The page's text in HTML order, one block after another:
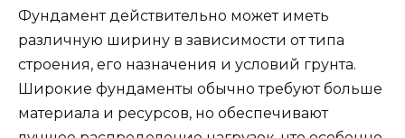
Фундамент действительно может иметь
различную ширину в зависимости от типа
строения, его назначения и условий грунта.
Широкие фундаменты обычно требуют больше
материала и ресурсов, но обеспечивают